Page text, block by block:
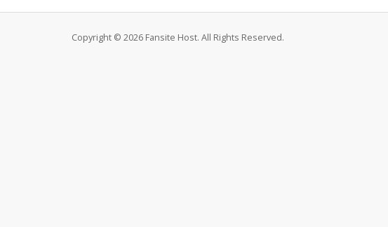
Copyright © 2026 Fansite Host. All Rights Reserved.